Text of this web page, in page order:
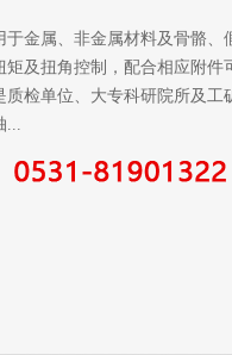
金属、非金属材料及骨骼、
及扭角控制，配合相应附件
检单位、大专科研院所及工
...